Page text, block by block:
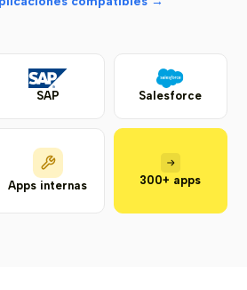
SAP Salesforce
Apps internas 300+ apps